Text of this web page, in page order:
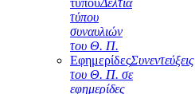
τύπουΔελτία
τύπου
συναυλιών
του Θ. Π.
ΕφημερίδεςΣυνεντεύξεις
του Θ. Π. σε
εφημερίδες